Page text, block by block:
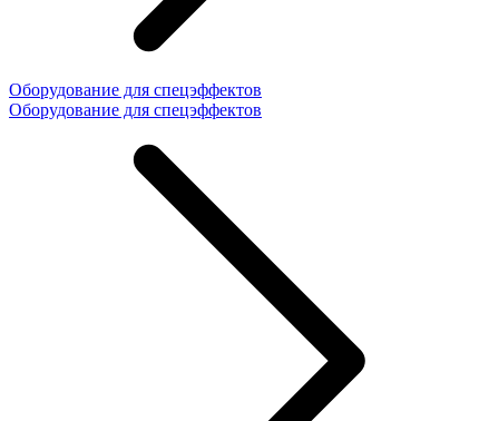
Оборудование для спецэффектов
Оборудование для спецэффектов